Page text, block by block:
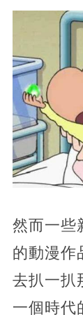
然而一些
的動漫作
去扒一扒
一個時代